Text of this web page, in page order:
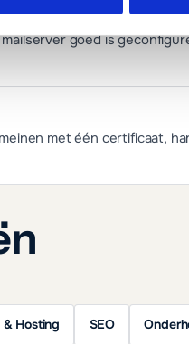
goed is
met één certificaat,
& Hosting SEO